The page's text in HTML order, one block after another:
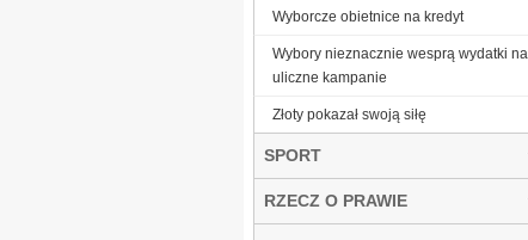
Wyborcze obietnice na kredyt
Wybory nieznacznie wesprą wydatki na
uliczne kampanie
Złoty pokazał swoją siłę
SPORT
RZECZ O PRAWIE